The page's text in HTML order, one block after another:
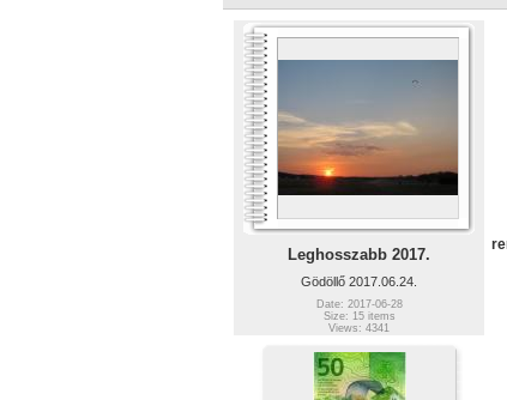
Leghosszabb 2017.
Gödöllő 2017.06.24.
Date: 2017-06-28
Size: 15 items
Views: 4341